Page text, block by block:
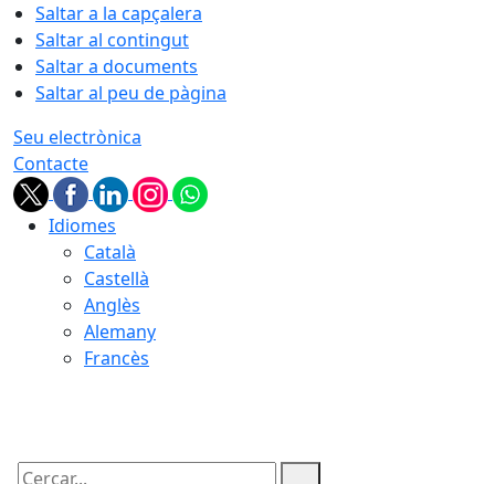
Saltar a la capçalera
Saltar al contingut
Saltar a documents
Saltar al peu de pàgina
Seu electrònica
Contacte
Idiomes
Català
Castellà
Anglès
Alemany
Francès